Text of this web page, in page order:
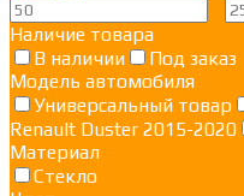
Наличие товара
В наличии
Под заказ
Модель автомобиля
Универсальный товар
Renault Duster 2015-2020
Материал
Стекло